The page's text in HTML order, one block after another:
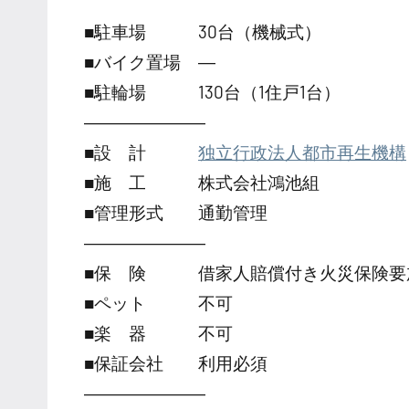
■駐車場 30台（機械式）
■バイク置場 ―
■駐輪場 130台（1住戸1台）
―――――――
■設 計 独立行政法人都市再生機構
■施 工 株式会社鴻池組
■管理形式 通勤管理
―――――――
■保 険 借家人賠償付き火災保険要
■ペット 不可
■楽 器 不可
■保証会社 利用必須
―――――――